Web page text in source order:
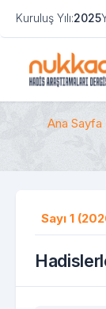
Kuruluş Yılı:2025
Ana Sayfa
Sayı 1